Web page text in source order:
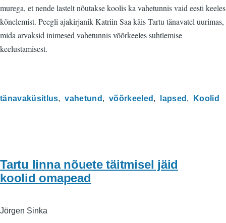
murega, et nende lastelt nõutakse koolis ka vahetunnis vaid eesti keeles
kõnelemist. Peegli ajakirjanik Katriin Saa käis Tartu tänavatel uurimas,
mida arvaksid inimesed vahetunnis võõrkeeles suhtlemise
keelustamisest.
tänavaküsitlus vahetund võõrkeeled lapsed Koolid
Tartu linna nõuete täitmisel jäid
koolid omapead
Jörgen Sinka